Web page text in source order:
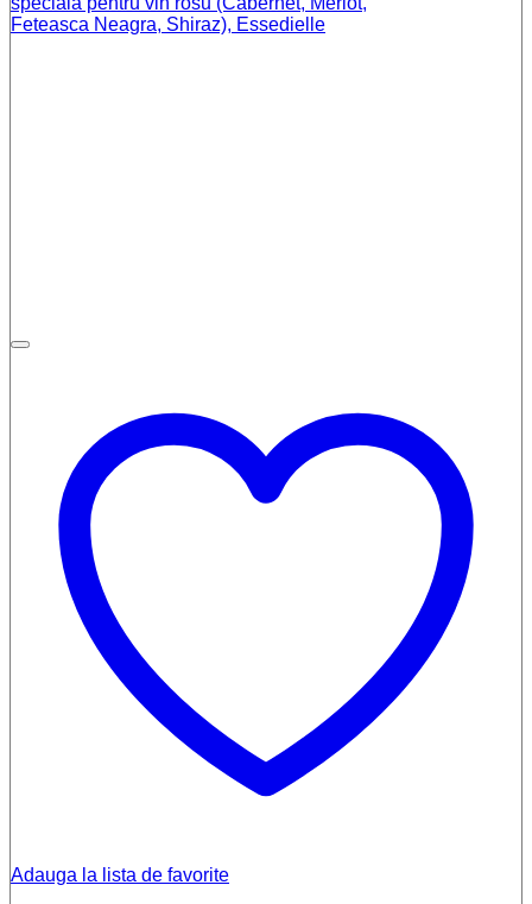
Adauga la lista de favorite